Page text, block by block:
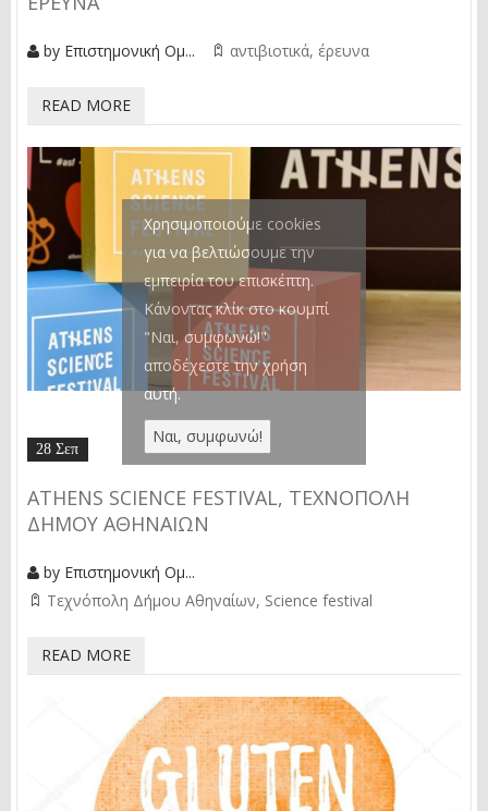
Χρησιμοποιούμε cookies
για να βελτιώσουμε την
εμπειρία του επισκέπτη.
Κάνοντας κλίκ στο κουμπί
"Ναι, συμφωνώ!"
αποδέχεστε την χρήση
αυτή.
by Επιστημονική Ομ... αντιβιοτικά έρευνα
READ MORE
28 Σεπ
ATHENS SCIENCE FESTIVAL, ΤΕΧΝΌΠΟΛΗ
ΔΉΜΟΥ ΑΘΗΝΑΊΩΝ
by Επιστημονική Ομ...
Τεχνόπολη Δήμου Αθηναίων Science festival
READ MORE